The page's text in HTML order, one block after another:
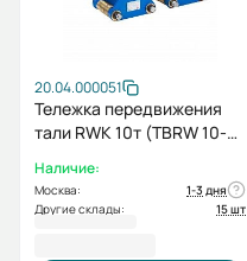
20.04.000051
Тележка передвижения
тали RWK 10т (TBRW 10-
Наличие:
Москва:
1-3 дня
Другие склады:
15 шт